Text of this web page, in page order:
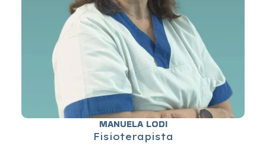
MANUELA LODI
Fisioterapista